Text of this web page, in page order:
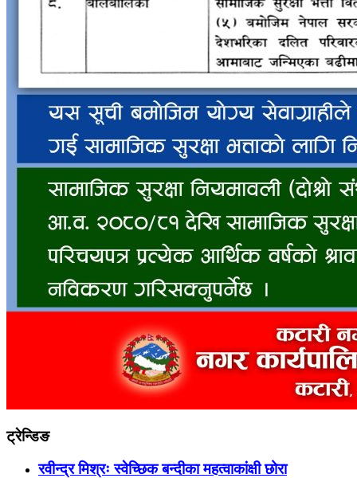
ट्रेन्डिङ
रवीन्द्र मिश्रः स्वेच्छिक बन्दीका महत्वाकांक्षी छोरा